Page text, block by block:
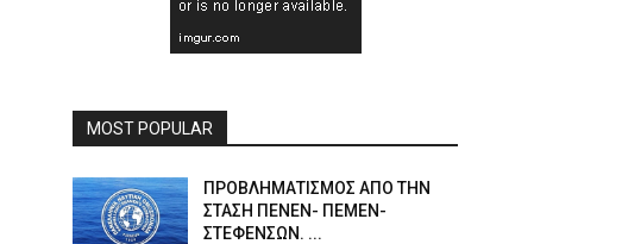
MOST POPULAR
ΠPOΒΛΗΜΑΤΙΣΜΟΣ ΑΠΟ ΤΗΝ
ΣΤΑΣΗ ΠΕΝΕΝ- ΠΕΜΕΝ-
ΣΤΕΦΕΝΣΩΝ. ...